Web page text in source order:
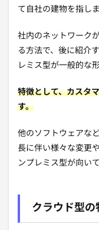
て自社の建物を指しま
社内のネットワーク
る方法で、後に紹介
レミス型が一般的な
特徴として、カスタ
す。
他のソフトウェアな
長に伴い様々な変更
ンプレミス型が向い
クラウド型の